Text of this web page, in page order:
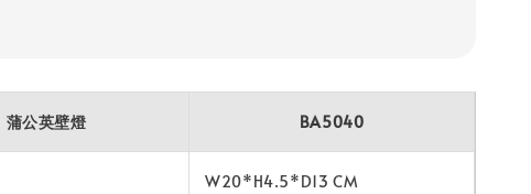
蒲公英壁燈 BA5040
W20*H4.5*D13 CM